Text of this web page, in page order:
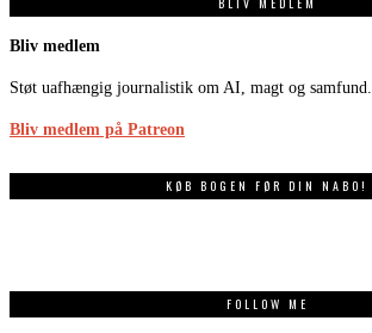
Bliv medlem
Støt uafhængig journalistik om AI, magt og samfund.
Bliv medlem på Patreon
KØB BOGEN FØR DIN NABO!
FOLLOW ME